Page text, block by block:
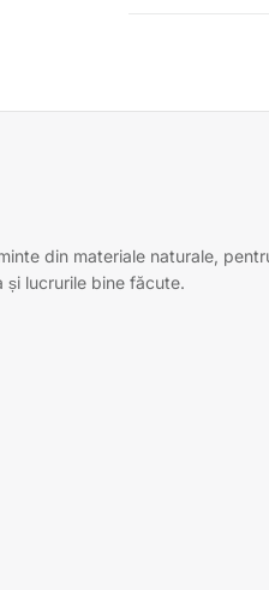
din materiale naturale,
lucrurile bine făcute.